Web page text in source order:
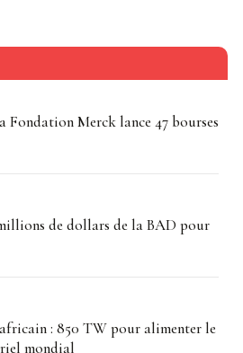
Fondation Merck lance 47 bourses
de dollars de la BAD pour
: 850 TW pour alimenter le
mondial